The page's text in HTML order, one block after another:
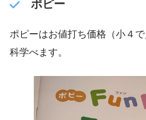
ポピー
ポピーはお値打ち価格（小４
科学べます。